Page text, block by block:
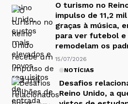
O turismo no
impulso de 11,2
graças à música,
para ver futebol e
remodelam os
15/07/2026
NOTÍCIAS
Desafios
Reino Unido, a